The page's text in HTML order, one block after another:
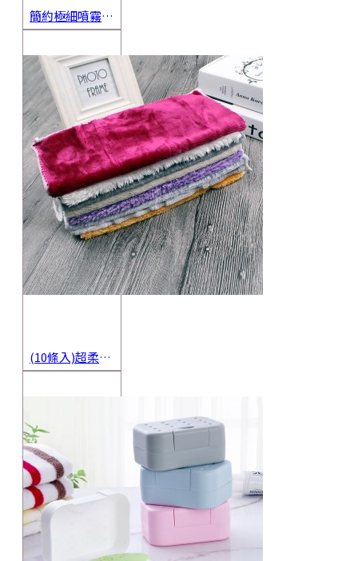
簡約極細噴霧瓶 旅行分裝瓶 保養品分裝 酒精噴霧瓶 小噴壺 香水瓶 隨身瓶
(10條入)超柔軟抹布 不沾油洗碗巾 多用途擦拭布